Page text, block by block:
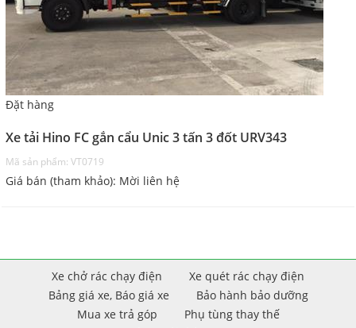
Đặt hàng
Xe tải Hino FC gắn cẩu Unic 3 tấn 3 đốt URV343
Mã sản phẩm: VT0719
Giá bán (tham khảo): Mời liên hệ
Xe chở rác chạy điện
Xe quét rác chạy điện
Bảng giá xe, Báo giá xe
Bảo hành bảo dưỡng
Mua xe trả góp
Phụ tùng thay thế